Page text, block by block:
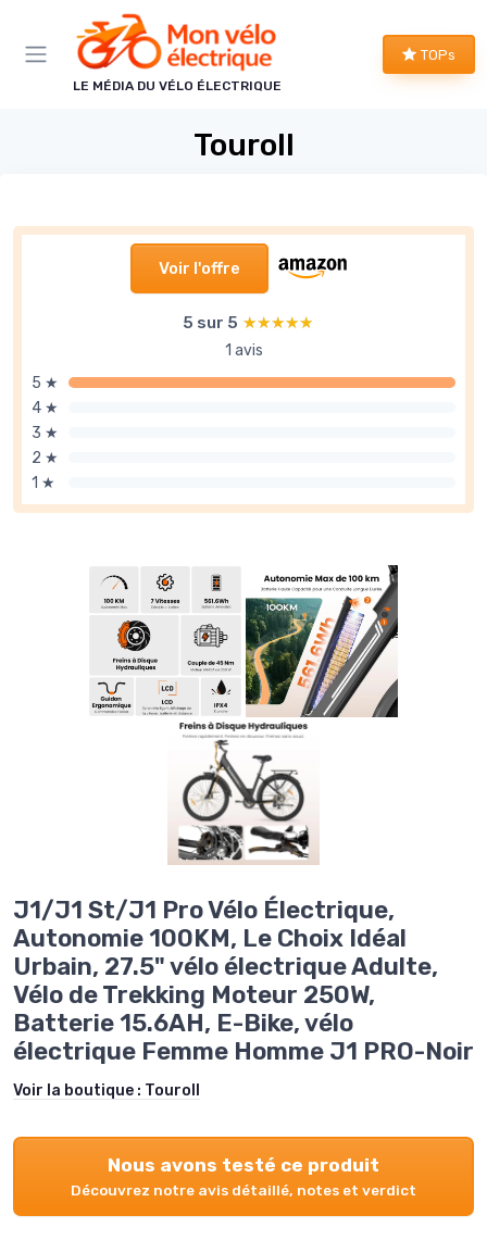
LE MÉDIA DU VÉLO ÉLECTRIQUE
TOPs
Touroll
Voir l'offre
5 sur 5 ★★★★★
★★★★★
1 avis
5 ★
4 ★
3 ★
2 ★
1 ★
J1/J1 St/J1 Pro Vélo Électrique,
Autonomie 100KM, Le Choix Idéal
Urbain, 27.5" vélo électrique Adulte,
Vélo de Trekking Moteur 250W,
Batterie 15.6AH, E-Bike, vélo
électrique Femme Homme J1 PRO-Noir
Voir la boutique : Touroll
Nous avons testé ce produit
Découvrez notre avis détaillé, notes et verdict
Panneau de gestion des cookies